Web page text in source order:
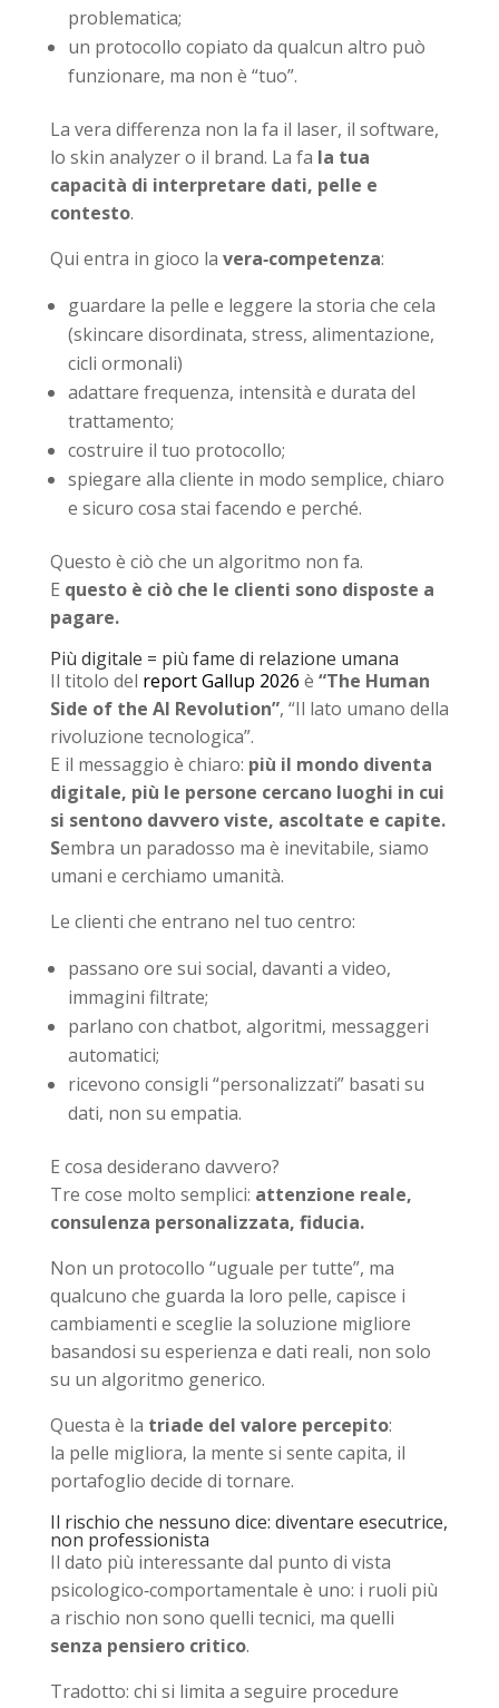
problematica;
un protocollo copiato da qualcun altro può
funzionare, ma non è “tuo”.
La vera differenza non la fa il laser, il software,
lo skin analyzer o il brand. La fa la tua
capacità di interpretare dati, pelle e
contesto.
Qui entra in gioco la vera‑competenza:
guardare la pelle e leggere la storia che cela
(skincare disordinata, stress, alimentazione,
cicli ormonali)
adattare frequenza, intensità e durata del
trattamento;
costruire il tuo protocollo;
spiegare alla cliente in modo semplice, chiaro
e sicuro cosa stai facendo e perché.
Questo è ciò che un algoritmo non fa.
E questo è ciò che le clienti sono disposte a
pagare.
Più digitale = più fame di relazione umana
Il titolo del report Gallup 2026 è “The Human
Side of the AI Revolution”, “Il lato umano della
rivoluzione tecnologica”.
E il messaggio è chiaro: più il mondo diventa
digitale, più le persone cercano luoghi in cui
si sentono davvero viste, ascoltate e capite.
Sembra un paradosso ma è inevitabile, siamo
umani e cerchiamo umanità.
Le clienti che entrano nel tuo centro:
passano ore sui social, davanti a video,
immagini filtrate;
parlano con chatbot, algoritmi, messaggeri
automatici;
ricevono consigli “personalizzati” basati su
dati, non su empatia.
E cosa desiderano davvero?
Tre cose molto semplici: attenzione reale,
consulenza personalizzata, fiducia.
Non un protocollo “uguale per tutte”, ma
qualcuno che guarda la loro pelle, capisce i
cambiamenti e sceglie la soluzione migliore
basandosi su esperienza e dati reali, non solo
su un algoritmo generico.
Questa è la triade del valore percepito:
la pelle migliora, la mente si sente capita, il
portafoglio decide di tornare.
Il rischio che nessuno dice: diventare esecutrice,
non professionista
Il dato più interessante dal punto di vista
psicologico‑comportamentale è uno: i ruoli più
a rischio non sono quelli tecnici, ma quelli
senza pensiero critico.
Tradotto: chi si limita a seguire procedure